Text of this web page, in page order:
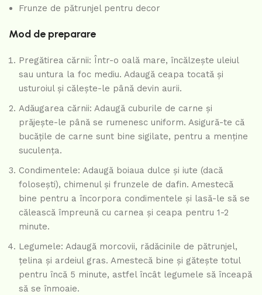
Frunze de pătrunjel pentru decor
Mod de preparare
Pregătirea cărnii: Într-o oală mare, încălzește uleiul
sau untura la foc mediu. Adaugă ceapa tocată și
usturoiul și călește-le până devin aurii.
Adăugarea cărnii: Adaugă cuburile de carne și
prăjește-le până se rumenesc uniform. Asigură-te că
bucățile de carne sunt bine sigilate, pentru a menține
suculența.
Condimentele: Adaugă boiaua dulce și iute (dacă
folosești), chimenul și frunzele de dafin. Amestecă
bine pentru a încorpora condimentele și lasă-le să se
călească împreună cu carnea și ceapa pentru 1-2
minute.
Legumele: Adaugă morcovii, rădăcinile de pătrunjel,
țelina și ardeiul gras. Amestecă bine și gătește totul
pentru încă 5 minute, astfel încât legumele să înceapă
să se înmoaie.